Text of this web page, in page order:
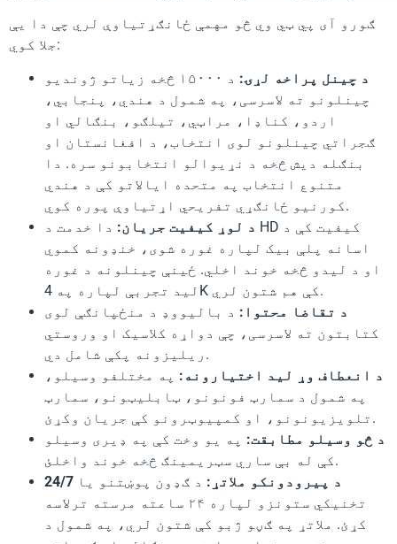
ګورو آی پي ټي وي څو مهمې ځانګړتیاوې لري چې دا یې
جلا کوي:
د چینل پراخه لړۍ:
د ۱۵۰۰۰ څخه زیاتو ژوندیو
چینلونو ته لاسرسی، په شمول د هندي، پنجابي،
اردو، کناډا، مراټي، تیلګو، بنګالي او
ګجراتي چینلونو لوی انتخاب، د افغانستان او
بنګله دیش څخه د نړیوالو انتخابونو سره. دا
متنوع انتخاب په متحده ایالاتو کې د هندي
کورنیو ځانګړي تفریحي اړتیاوې پوره کوي.
د لوړ کیفیت جریان: دا خدمت د HD کیفیت کې د
اسانه پلې بیک لپاره غوره شوی، خنډونه کموي
او د لیدو څخه خوند اخلي. ځینې چینلونه د غوره
لید تجربې لپاره په 4K کې هم شتون لري.
د تقاضا محتوا: د بالیووډ د منځپانګې لوی
کتابتون ته لاسرسی، چې دواړه کلاسیک او وروستي
ریلیزونه پکې شامل دي.
د انعطاف وړ لید اختیارونه: په مختلفو وسیلو،
په شمول د سمارټ فونونو، ټابلیټونو، سمارټ
تلویزیونونو، او کمپیوټرونو کې جریان وکړئ.
د څو وسیلو مطابقت: په یو وخت کې په ډیری وسیلو
کې له بې ساري سټریمینګ څخه خوند واخلئ.
24/7 د پیرودونکو ملاتړ: د ګډون پوښتنو یا
تخنیکي ستونزو لپاره ۲۴ ساعته مرسته ترلاسه
کړئ. ملاتړ په ګڼو ژبو کې شتون لري، په شمول د